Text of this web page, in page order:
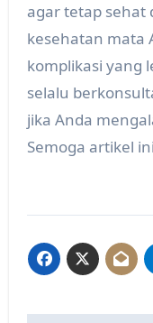
agar tetap sehat
kesehatan mata
komplikasi yang
selalu
jika Anda
Semoga artikel